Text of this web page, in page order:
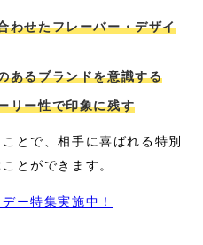
わせたフレーバー・デザイ
あるブランドを意識する
リー性で印象に残す
とで、相手に喜ばれる特別
とができます。
ー特集実施中！